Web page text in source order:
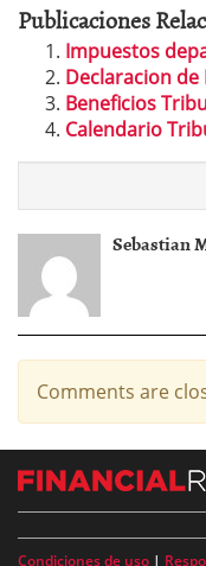
Publicaciones
Impuestos
Declaracion de
Beneficios
Calendario
Sebastian
Comments are
Condiciones de uso |